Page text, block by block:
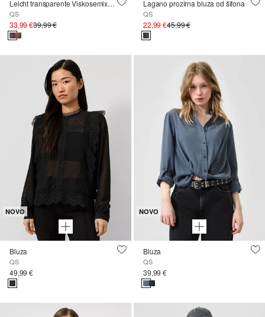
Leicht transparente Viskosemixbluse
QS
33,99 €39,99 €
Lagano prozirna bluza od šifona
QS
22,99 €45,99 €
NOVO
Bluza
QS
49,99 €
NOVO
Bluza
QS
39,99 €